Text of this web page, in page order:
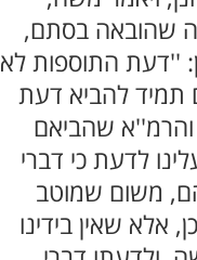
שהובאה בסתם,
''דעת התוספות לא
תמיד להביא דעת
והרמ''א שהביאם
לדעת כי דברי
משום שמוטב
אלא שאין בידינו